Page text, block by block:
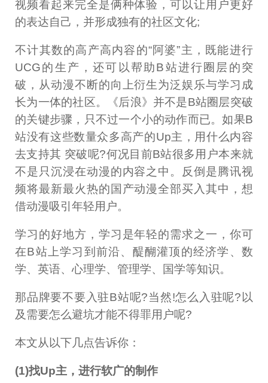
视频看起来完全是俩种体验，可以让用户更好
的表达自己，并形成独有的社区文化;
不计其数的高产高内容的“阿婆”主，既能进行
UCG的生产，还可以帮助B站进行圈层的突
破，从动漫不断的向上衍生为泛娱乐与学习成
长为一体的社区。《后浪》并不是B站圈层突破
的关键步骤，只不过一个小的动作而已。如果B
站没有这些数量众多高产的Up主，用什么内容
去支持其 突破呢?何况目前B站很多用户本来就
不是只沉浸在动漫的内容之中。反倒是腾讯视
频将最新最火热的国产动漫全部买入其中，想
借动漫吸引年轻用户。
学习的好地方，学习是年轻的需求之一，你可
在B站上学习到前沿、醍醐灌顶的经济学、数
学、英语、心理学、管理学、国学等知识。
那品牌要不要入驻B站呢?当然!怎么入驻呢?以
及需要怎么避坑才能不得罪用户呢?
本文从以下几点告诉你：
(1)找Up主，进行软广的制作